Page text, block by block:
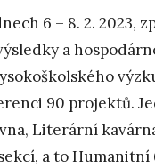
6 – 8. 2. 2023,
a
90 projektů.
Literární
a to Humanitní